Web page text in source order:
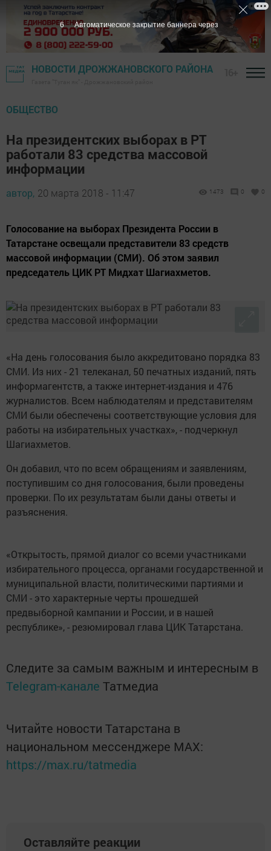
НОВОСТИ ДРОЖЖАНОВСКОГО РАЙОНА
ОБЩЕСТВО
На президентских выборах в РТ
работали 83 средства массовой
информации
автор, 20 марта 2018 - 11:47 1473 0 0
Голосование на выборах Президента России в
Татарстане освещали представители 83 средств
массовой информации (СМИ). Об этом заявил
председатель ЦИК РТ Мидхат Шагиахметов.
«На день голосования было аккредитовано порядка 83
СМИ. Из них - 21 телеканал, 50 печатных изданий, пять
информагентств, а также интернет-издания и 476
журналистов. Всем наблюдателям и представителям
СМИ были обеспечены соответствующие условия для
работы на избирательных участках», - подчеркнул
Шагиахметов.
Он добавил, что по всем обращениям и заявлениям,
поступившим со дня голосования, были проведены
проверки. По их результатам были даны ответы и
разъяснения.
«Открытость, прямой диалог со всеми участниками
избирательного процесса, органами государственной и
муниципальной власти, политическими партиями и
СМИ - это характерные черты прошедшей
предвыборной кампании и России, и в нашей
республике», - резюмировал глава ЦИК Татарстана.
Следите за самым важным и интересным в
Telegram-канале Татмедиа
Читайте новости Татарстана в
национальном мессенджере MАХ:
https://max.ru/tatmedia
Оставляйте реакции
5 Автоматическое закрытие баннера через